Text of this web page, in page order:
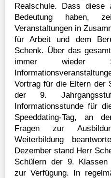
Realschule. Dass
Bedeutung haben,
Veranstaltungen in
für Arbeit und dem
Schenk. Über das
immer wieder
Vortrag für die Eltern der
der 9.
Informationsstunde für
Speeddating-Tag, an
Fragen zur
Weiterbildung
Dezember stand Herr
Schülern der 9. Klassen
zur Verfügung. In